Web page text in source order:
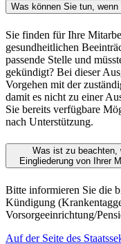
Was können Sie tun,
Sie finden für Ihre
gesundheitlichen
passende Stelle und
gekündigt? Bei dieser
Vorgehen mit der
damit es nicht zu einer
Sie bereits verfügbare
nach Unterstützung.
Was ist zu beachten,
Eingliederung von Ihrer
Bitte informieren Sie die
Kündigung
Vorsorgeeinrichtung/
Auf der Seite des